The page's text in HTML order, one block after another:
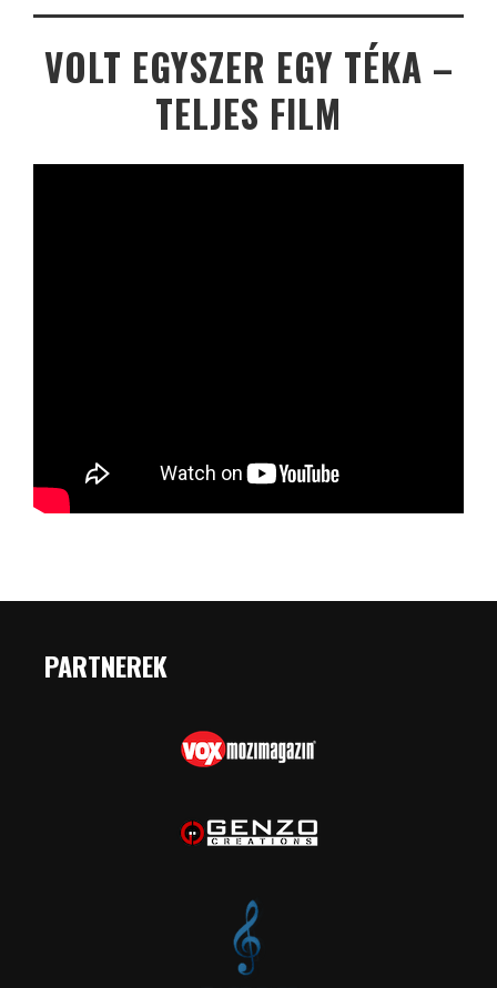
VOLT EGYSZER EGY TÉKA –
TELJES FILM
PARTNEREK